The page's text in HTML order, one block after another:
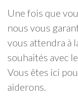
Une fois que
nous vous
vous attendra à
souhaités avec
Vous êtes ici
aiderons.